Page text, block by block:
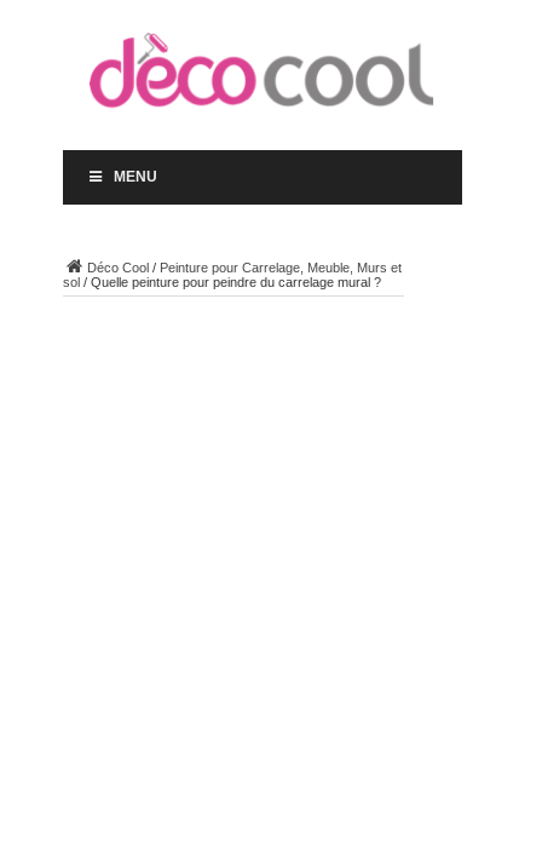
MENU
Déco Cool/ Peinture pour Carrelage, Meuble, Murs et
sol/ Quelle peinture pour peindre du carrelage mural ?